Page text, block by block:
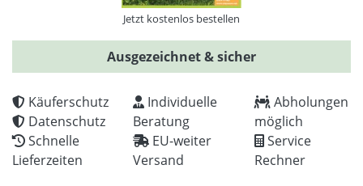
Jetzt kostenlos bestellen
Ausgezeichnet & sicher
Käuferschutz
Datenschutz
Schnelle
Lieferzeiten
Individuelle
Beratung
EU-weiter
Versand
Abholungen
möglich
Service
Rechner